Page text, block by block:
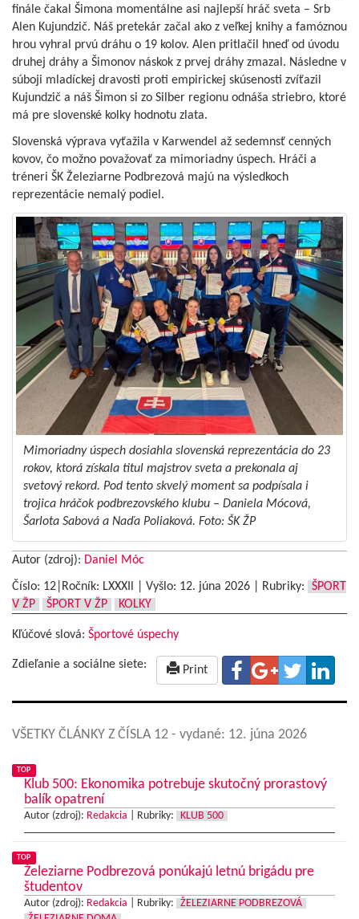
finále čakal Šimona momentálne asi najlepší hráč sveta – Srb
Alen Kujundzič. Náš pretekár začal ako z veľkej knihy a famóznou
hrou vyhral prvú dráhu o 19 kolov. Alen pritlačil hneď od úvodu
druhej dráhy a Šimonov náskok z prvej dráhy zmazal. Následne v
súboji mladíckej dravosti proti empirickej skúsenosti zvíťazil
Kujundzič a náš Šimon si zo Silber regionu odnáša striebro, ktoré
má pre slovenské kolky hodnotu zlata.
Slovenská výprava vyťažila v Karwendel až sedemnsť cenných
kovov, čo možno považovať za mimoriadny úspech. Hráči a
tréneri ŠK Železiarne Podbrezová majú na výsledkoch
reprezentácie nemalý podiel.
Mimoriadny úspech dosiahla slovenská reprezentácia do 23
rokov, ktorá získala titul majstrov sveta a prekonala aj
svetový rekord. Pod tento skvelý moment sa podpísala i
trojica hráčok podbrezovského klubu – Daniela Mócová,
Šarlota Sabová a Naďa Poliaková. Foto: ŠK ŽP
Autor (zdroj): Daniel Móc
Číslo: 12|Ročník: LXXXIl | Vyšlo: 12. júna 2026 Rubriky:
ŠPORT
V ŽP
ŠPORT V ŽP KOLKY
Kľúčové slová: Športové úspechy
Zdieľanie a sociálne siete: Print
VŠETKY ČLÁNKY Z ČÍSLA 12 - vydané: 12. júna 2026
TOP
Klub 500: Ekonomika potrebuje skutočný prorastový
balík opatrení
Autor (zdroj): Redakcia Rubriky: KLUB 500
TOP
Železiarne Podbrezová ponúkajú letnú brigádu pre
študentov
Autor (zdroj): Redakcia Rubriky:
ŽELEZIARNE PODBREZOVÁ